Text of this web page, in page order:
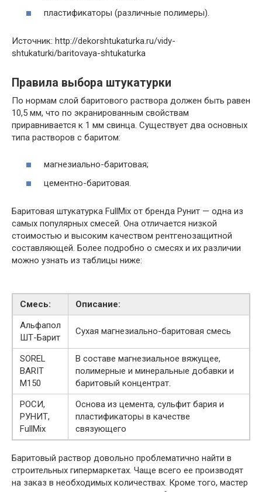
пластификаторы (различные полимеры).
Источник: http://dekorshtukaturka.ru/vidy-
shtukaturki/baritovaya-shtukaturka
Правила выбора штукатурки
По нормам слой баритового раствора должен быть равен
10,5 мм, что по экранированным свойствам
приравнивается к 1 мм свинца. Существует два основных
типа растворов с баритом:
магнезиально-баритовая;
цементно-баритовая.
Баритовая штукатурка FullMix от бренда Рунит — одна из
самых популярных смесей. Она отличается низкой
стоимостью и высоким качеством рентгенозащитной
составляющей. Более подробно о смесях и их различии
можно узнать из таблицы ниже:
Смесь:
Описание:
Альфапол
ШТ-Барит
Сухая магнезиально-баритовая смесь
SOREL
BARIT
M150
В составе магнезиальное вяжущее,
полимерные и минеральные добавки и
баритовый концентрат.
РОСИ,
РУНИТ,
FullMix
Основа из цемента, сульфит бария и
пластификаторы в качестве
связующего
Баритовый раствор довольно проблематично найти в
строительных гипермаркетах. Чаще всего ее производят
на заказ в необходимых количествах. Кроме того, мастер